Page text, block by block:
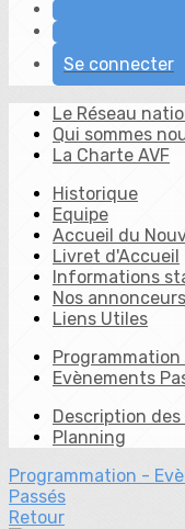
Se connecter
Le Réseau
Qui sommes
La Charte AVF
Historique
Equipe
Accueil du
Livret d'Accueil
Informations
Nos annonceurs
Liens Utiles
Evènements
Description
Planning
Programmation -
Passés
Retour